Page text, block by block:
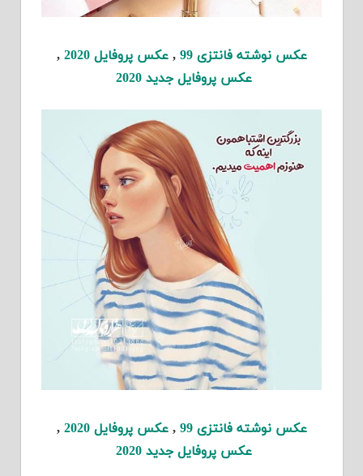
عکس نوشته فانتزی 99 ,عکس پروفایل 2020
,
عکس پروفایل جدید 2020
عکس نوشته فانتزی 99 ,عکس پروفایل 2020
,
عکس پروفایل جدید 2020